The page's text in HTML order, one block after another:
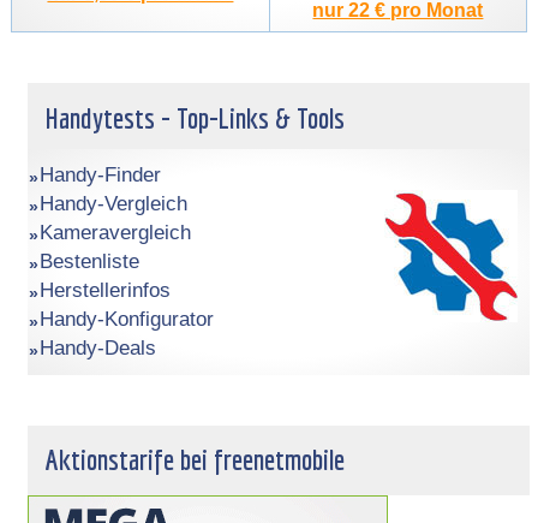
nur 22 € pro Monat
Handytests - Top-Links & Tools
Handy-Finder
Handy-Vergleich
Kameravergleich
Bestenliste
Herstellerinfos
Handy-Konfigurator
Handy-Deals
Aktionstarife bei freenetmobile